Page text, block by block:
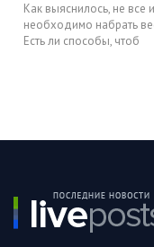
Как выяснилось, не все
необходимо набрать
Есть ли способы, чтоб